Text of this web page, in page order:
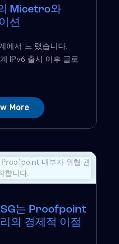
Micetro와
션
에서 느 렸습니다.
IPv6 출시 이후 글로
More
는 Proofpoint
의 경제적 이점